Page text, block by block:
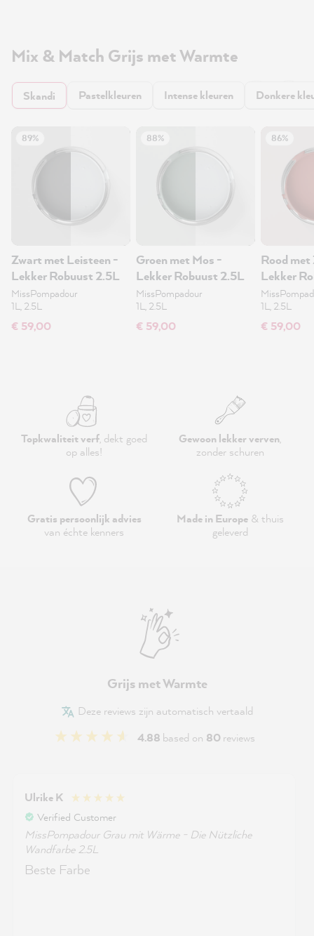
Mix & Match Grijs met Warmte
Skandi Pastelkleuren Intense kleuren Donkere
89%
Zwart met Leisteen -
Lekker Robuust 2.5L
MissPompadour
1L, 2.5L
€ 59,00
88%
Groen met Mos -
Lekker Robuust 2.5L
MissPompadour
1L, 2.5L
€ 59,00
86%
Rood met
Lekker
muurverf
1L, 2.5L
€ 59,00
Topkwaliteit verf, dekt goed
op alles!
Gewoon lekker verven,
zonder schuren
Gratis persoonlijk advies
van échte kenners
Made in Europe& thuis
geleverd
Grijs met Warmte
Deze reviews zijn automatisch vertaald
4.88 based on 80 reviews
Ulrike K
Verified Customer
MissPompadour Grau mit Wärme - Die Nützliche
Wandfarbe 2.5L
Beste Farbe